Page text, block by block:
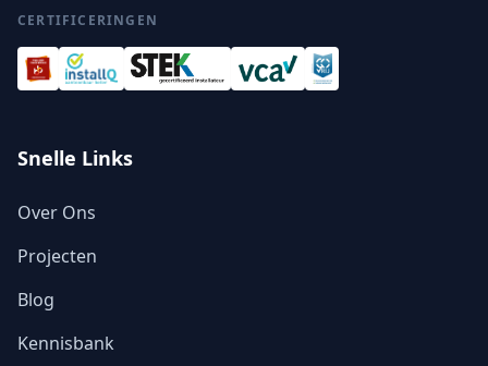
CERTIFICERINGEN
Snelle Links
Over Ons
Projecten
Blog
Kennisbank